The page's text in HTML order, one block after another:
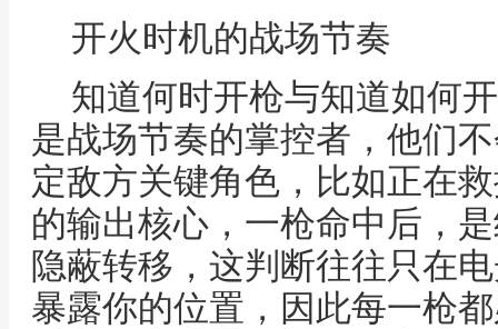
开火时机的战场节奏
知道何时开枪与知道如何
是战场节奏的掌控者，他们
定敌方关键角色，比如正在
的输出核心，一枪命中后，
隐蔽转移，这判断往往只在
暴露你的位置，因此每一枪